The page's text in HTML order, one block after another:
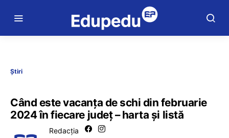
Știri
Când este vacanța de schi din februarie
2024 în fiecare județ – harta și listă
Redacția